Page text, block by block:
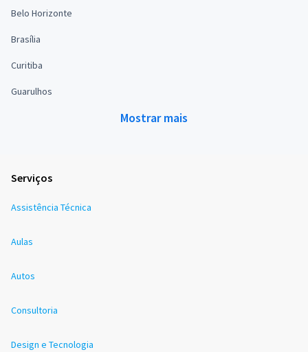
Belo Horizonte
Brasília
Curitiba
Guarulhos
Mostrar mais
Serviços
Assistência Técnica
Aulas
Autos
Consultoria
Design e Tecnologia